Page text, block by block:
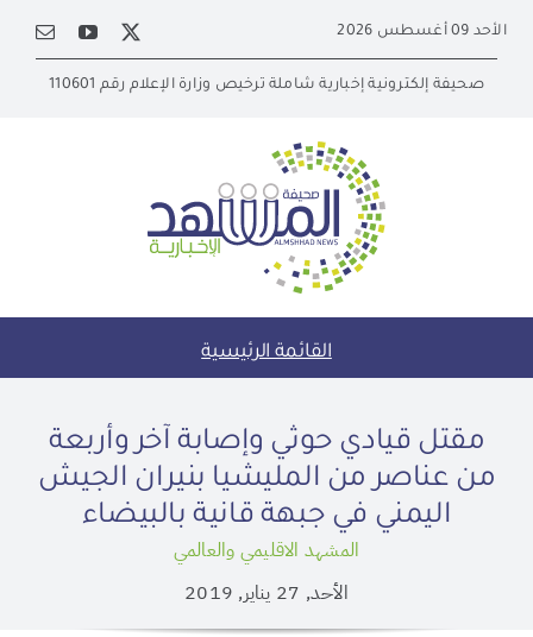
content
الأحد 09 أغسطس 2026
صحيفة إلكترونية إخبارية شاملة ترخيص وزارة الإعلام رقم 110601
القائمة الرئيسية
مقتل قيادي حوثي وإصابة آخر وأربعة
من عناصر من المليشيا بنيران الجيش
اليمني في جبهة قانية بالبيضاء
المشهد الاقليمي والعالمي
الأحد, 27 يناير, 2019